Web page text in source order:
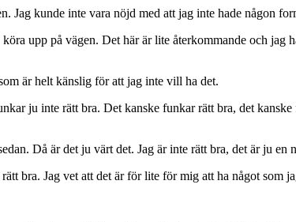
Jag kunde inte vara nöjd med att jag inte hade någon
upp på vägen. Det här är lite återkommande och jag
är helt känslig för att jag inte vill ha det.
ju inte rätt bra. Det kanske funkar rätt bra, det
Då är det ju värt det. Jag är inte rätt bra, det är ju en
bra. Jag vet att det är för lite för mig att ha något som